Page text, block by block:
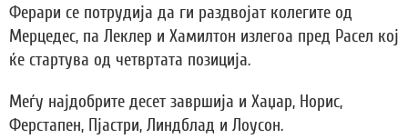
Ферари се потрудија да ги раздвојат колегите од
Мерцедес, па Леклер и Хамилтон излегоа пред Расел кој
ќе стартува од четвртата позиција.
Меѓу најдобрите десет завршија и Хаџар, Норис,
Ферстапен, Пјастри, Линдблад и Лоусон.